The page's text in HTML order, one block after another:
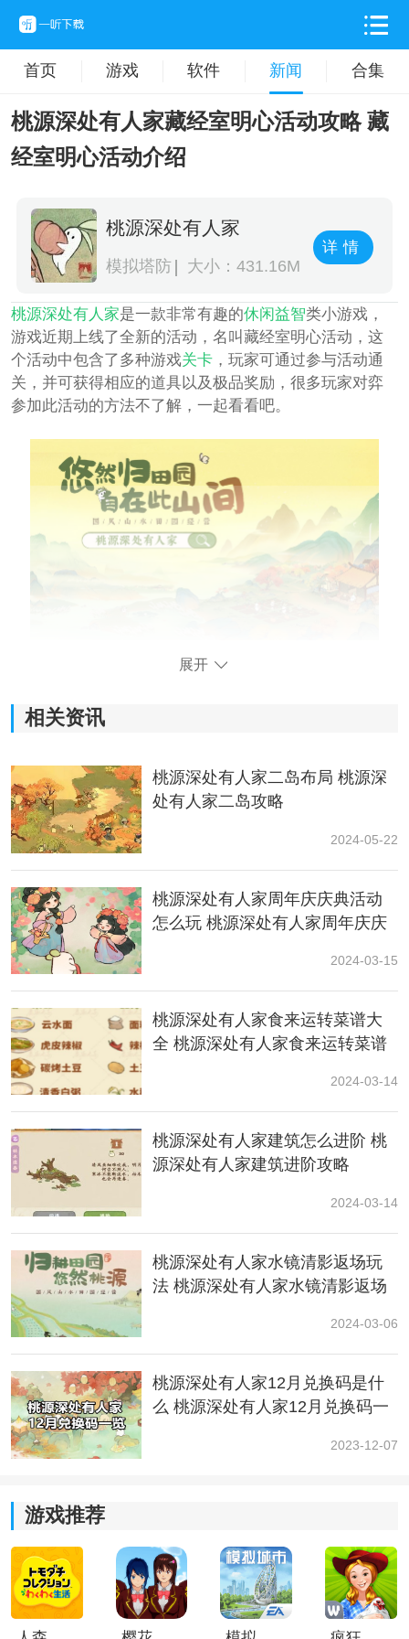
首页 游戏 软件 新闻 合集
桃源深处有人家藏经室明心活动攻略 藏
经室明心活动介绍
桃源深处有人家
模拟塔防 大小：431.16M
详情
桃源深处有人家是一款非常有趣的休闲益智类小游戏，
游戏近期上线了全新的活动，名叫藏经室明心活动，这
个活动中包含了多种游戏关卡，玩家可通过参与活动通
关，并可获得相应的道具以及极品奖励，很多玩家对弈
参加此活动的方法不了解，一起看看吧。
关卡获得道具：檀香*1 旧木鱼*1 晨钟椎*1
获得奖励
1、藏经室+60禅机;
2、檀香+10禅机;
3、旧木鱼+20禅机;
4、晨钟椎+10禅机。
明心若攻略
明心若第一日
展开
相关资讯
桃源深处有人家二岛布局 桃源深
处有人家二岛攻略
2024-05-22
桃源深处有人家周年庆庆典活动
怎么玩 桃源深处有人家周年庆庆
2024-03-15
桃源深处有人家食来运转菜谱大
全 桃源深处有人家食来运转菜谱
2024-03-14
桃源深处有人家建筑怎么进阶 桃
源深处有人家建筑进阶攻略
2024-03-14
桃源深处有人家水镜清影返场玩
法 桃源深处有人家水镜清影返场
2024-03-06
桃源深处有人家12月兑换码是什
么 桃源深处有人家12月兑换码一
2023-12-07
游戏推荐